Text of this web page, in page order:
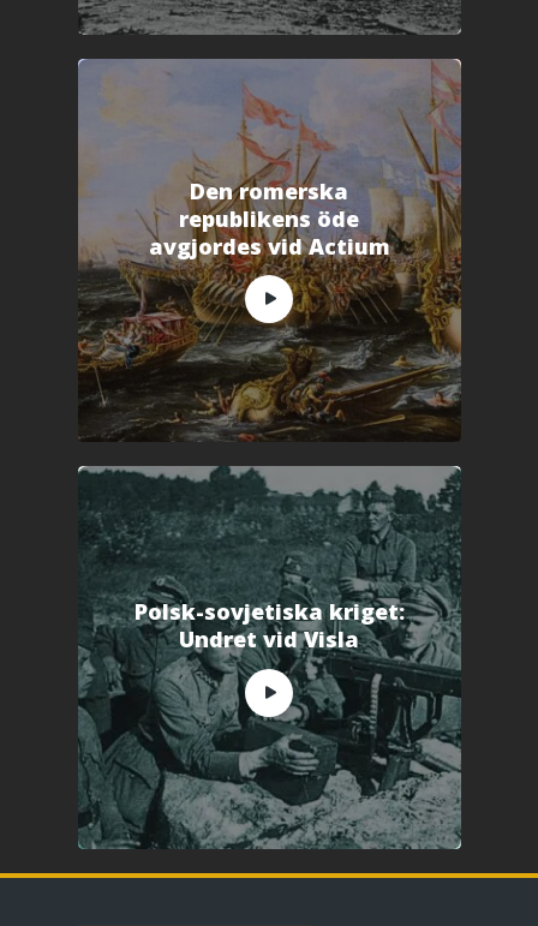
Den romerska
republikens öde
avgjordes vid Actium
Polsk-sovjetiska kriget:
Undret vid Visla